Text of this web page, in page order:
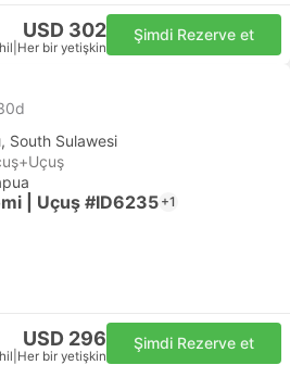
USD 302
Her bir yetişkin
Şimdi Rezerve et
South Sulawesi
| Uçuş #ID6235+1
USD 296
Her bir yetişkin
Şimdi Rezerve et